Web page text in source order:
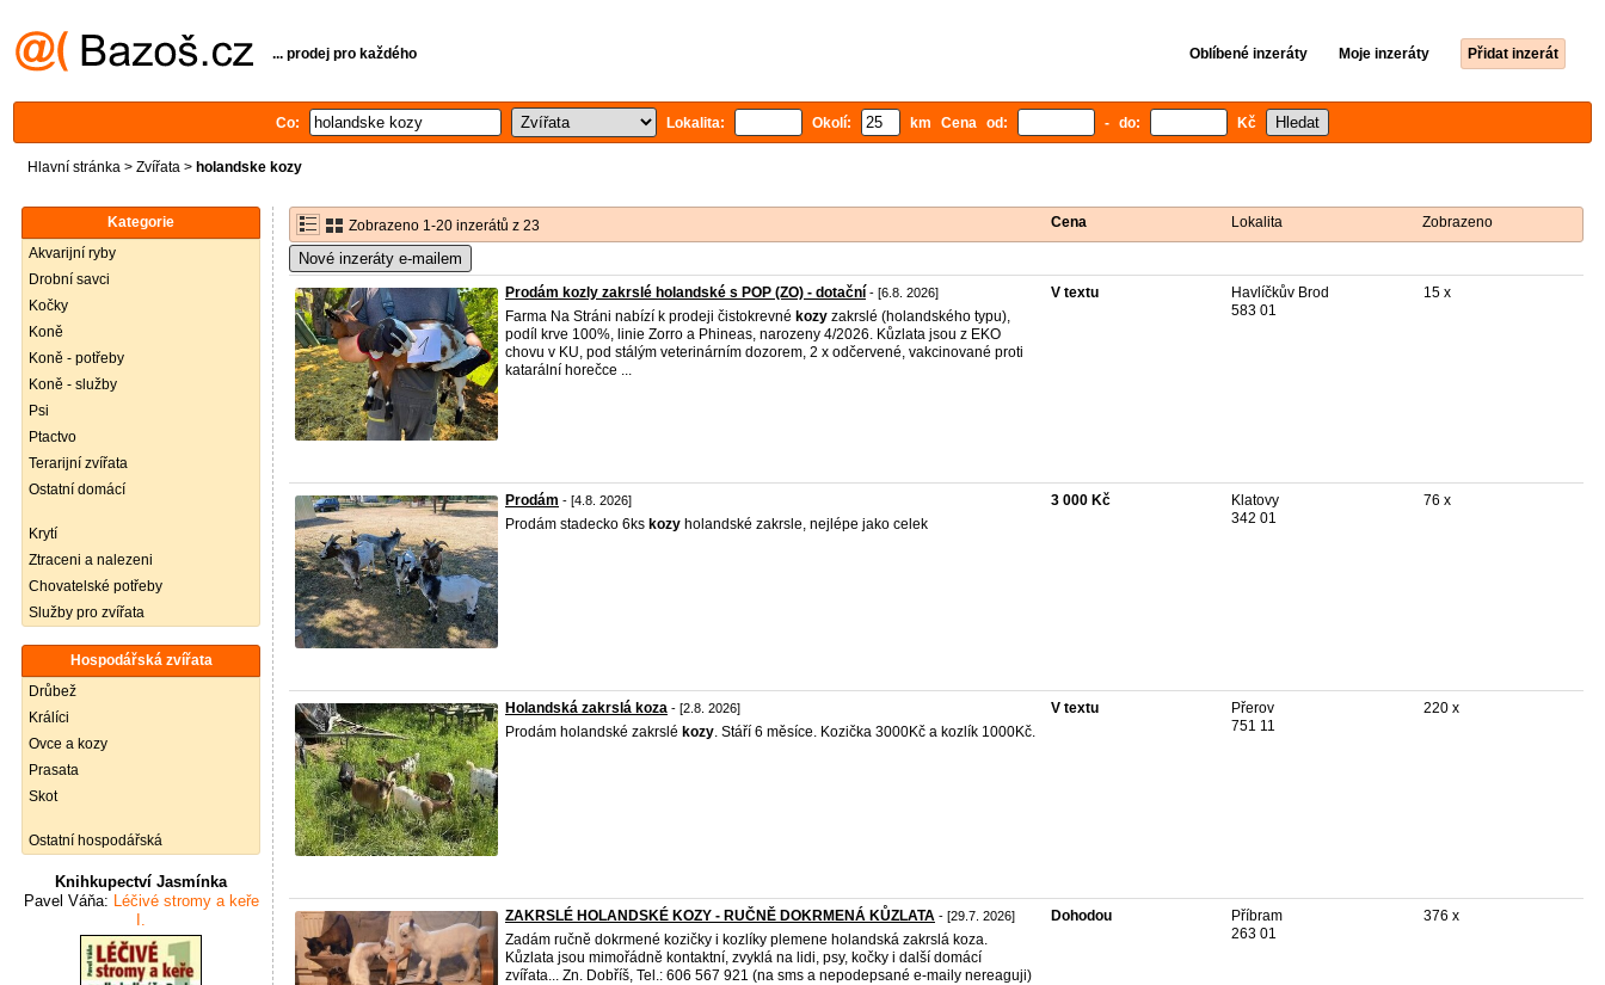
... prodej pro každého Oblíbené inzeráty Moje inzeráty Přidat inzerát
Co: Lokalita: Okolí: km Cena od: - do: Kč
Hlavní stránka > Zvířata > holandske kozy
Kategorie
Akvarijní ryby
Drobní savci
Kočky
Koně
Koně - potřeby
Koně - služby
Psi
Ptactvo
Terarijní zvířata
Ostatní domácí
Krytí
Ztraceni a nalezeni
Chovatelské potřeby
Služby pro zvířata
Hospodářská zvířata
Drůbež
Králíci
Ovce a kozy
Prasata
Skot
Ostatní hospodářská
Knihkupectví Jasmínka
Pavel Váňa: Léčivé stromy a keře
I.
Zobrazeno 1-20 inzerátů z 23 Cena Lokalita Zobrazeno
Nové inzeráty e-mailem
Prodám kozly zakrslé holandské s POP (ZO) - dotační - [6.8. 2026]
Farma Na Stráni nabízí k prodeji čistokrevné kozy zakrslé (holandského typu),
podíl krve 100%, linie Zorro a Phineas, narozeny 4/2026. Kůzlata jsou z EKO
chovu v KU, pod stálým veterinárním dozorem, 2 x odčervené, vakcinované proti
katarální horečce ...
V textu
Havlíčkův Brod
583 01
15 x
Prodám - [4.8. 2026]
Prodám stadecko 6ks kozy holandské zakrsle, nejlépe jako celek
3 000 Kč
Klatovy
342 01
76 x
Holandská zakrslá koza - [2.8. 2026]
Prodám holandské zakrslé kozy. Stáří 6 měsíce. Kozička 3000Kč a kozlík 1000Kč.
V textu
Přerov
751 11
220 x
ZAKRSLÉ HOLANDSKÉ KOZY - RUČNĚ DOKRMENÁ KŮZLATA - [29.7. 2026]
Zadám ručně dokrmené kozičky i kozlíky plemene holandská zakrslá koza.
Kůzlata jsou mimořádně kontaktní, zvyklá na lidi, psy, kočky i další domácí
zvířata... Zn. Dobříš, Tel.: 606 567 921 (na sms a nepodepsané e-maily nereaguji)
Dohodou
Příbram
263 01
376 x